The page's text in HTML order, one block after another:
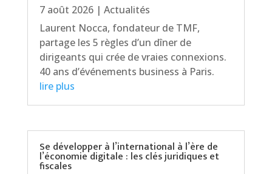
7 août 2026| Actualités
Laurent Nocca, fondateur de TMF,
partage les 5 règles d’un dîner de
dirigeants qui crée de vraies connexions.
40 ans d’événements business à Paris.
lire plus
Se développer à l’international à l’ère de
l’économie digitale : les clés juridiques et
fiscales